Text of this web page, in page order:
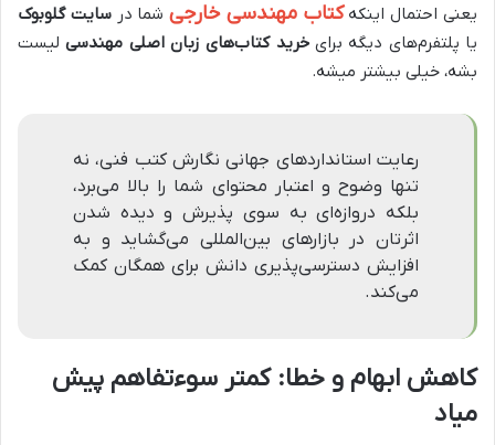
یعنی احتمال اینکهکتاب مهندسی خارجیشما درسایت گلوبوک
یا پلتفرم‌های دیگه برایخرید کتاب‌های زبان اصلی مهندسیلیست
بشه، خیلی بیشتر میشه.
رعایت استانداردهای جهانی نگارش کتب فنی، نه
تنها وضوح و اعتبار محتوای شما را بالا می‌برد،
بلکه دروازه‌ای به سوی پذیرش و دیده شدن
اثرتان در بازارهای بین‌المللی می‌گشاید و به
افزایش دسترسی‌پذیری دانش برای همگان کمک
می‌کند.
کاهش ابهام و خطا: کمتر سوءتفاهم پیش
میاد